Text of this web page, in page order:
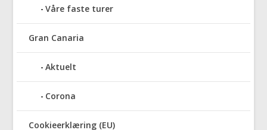
Våre faste turer
Gran Canaria
Aktuelt
Corona
Cookieerklæring (EU)